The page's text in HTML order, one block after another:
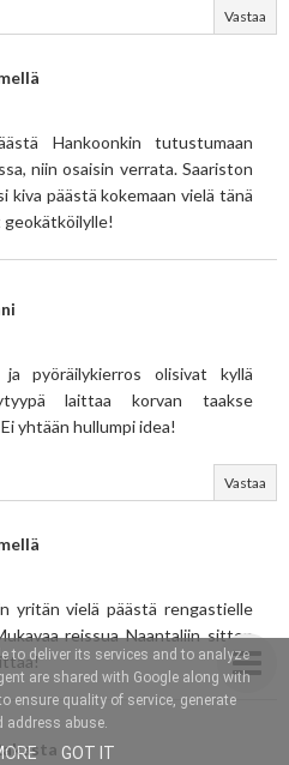
Vastaa
Hankoonkin tutustumaan
niin osaisin verrata. Saariston
kiva päästä kokemaan vielä tänä
geokätköilylle!
ja pyöräilykierros olisivat kyllä
laittaa korvan taakse
yhtään hullumpi idea!
Vastaa
yritän vielä päästä rengastielle
reissua Naantaliin sitten
to deliver its services and to analyze
are shared with Google along with
ensure quality of service, generate
address abuse.
GOT IT